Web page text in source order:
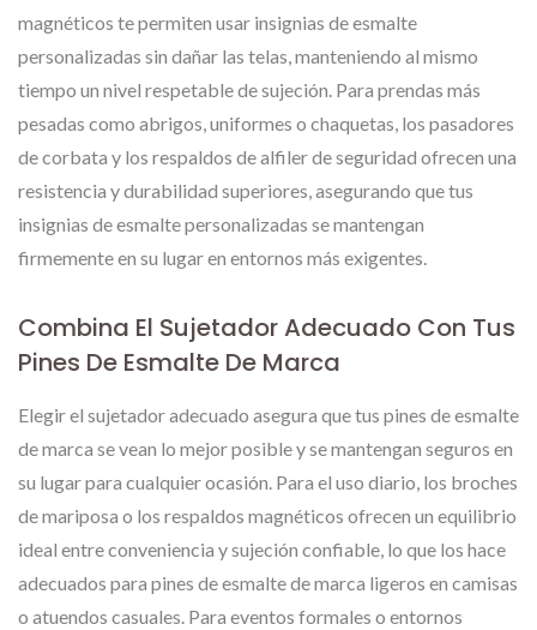
magnéticos te permiten usar insignias de esmalte
personalizadas sin dañar las telas, manteniendo al mismo
tiempo un nivel respetable de sujeción. Para prendas más
pesadas como abrigos, uniformes o chaquetas, los pasadores
de corbata y los respaldos de alfiler de seguridad ofrecen una
resistencia y durabilidad superiores, asegurando que tus
insignias de esmalte personalizadas se mantengan
firmemente en su lugar en entornos más exigentes.
Combina El Sujetador Adecuado Con Tus
Pines De Esmalte De Marca
Elegir el sujetador adecuado asegura que tus pines de esmalte
de marca se vean lo mejor posible y se mantengan seguros en
su lugar para cualquier ocasión. Para el uso diario, los broches
de mariposa o los respaldos magnéticos ofrecen un equilibrio
ideal entre conveniencia y sujeción confiable, lo que los hace
adecuados para pines de esmalte de marca ligeros en camisas
o atuendos casuales. Para eventos formales o entornos